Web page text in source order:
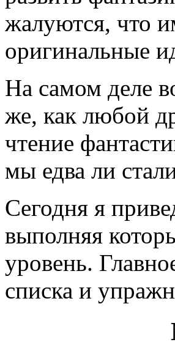
жалуются, что
оригинальные
На самом деле
же, как любой
чтение
мы едва ли
Сегодня я
выполняя
уровень.
списка и